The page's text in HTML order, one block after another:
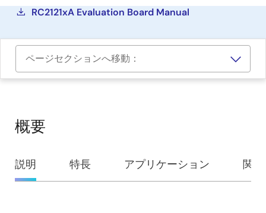
RC2121xA Evaluation Board Manual
ページセクションへ移動：
概要
概
要
説明 特長 アプリケーション 関